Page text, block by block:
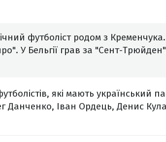
футболіст родом з
У Бельгії грав за "Сент-
які мають український
Данченко, Іван Ордець, Денис